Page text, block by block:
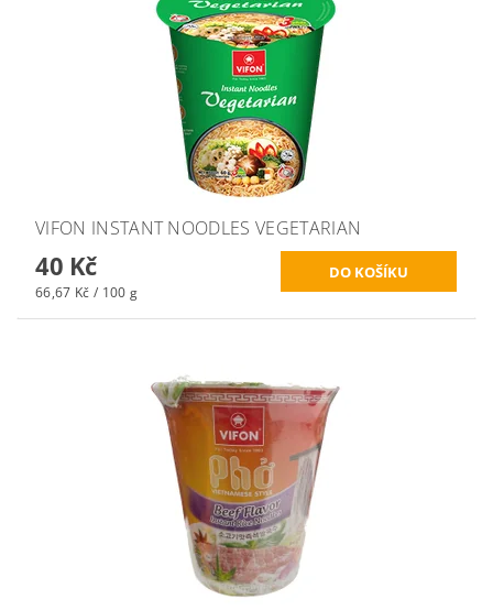
VIFON INSTANT NOODLES VEGETARIAN
40 Kč
66,67 Kč / 100 g